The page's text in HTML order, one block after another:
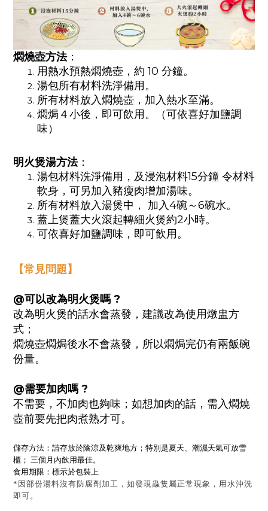
燜燒壺方法：
用熱水預熱燜燒壺，約 10 分鐘。
湯包所有材料洗淨備用。
所有材料放入燜燒壺，加入熱水至滿。
燜焗４小後，即可飲用。（可依喜好加鹽調
味）
明火煲湯方法：
湯包材料洗淨備用，及浸泡材料15分鐘 令材料
軟身，可另加入豬瘦肉增加湯味。
所有材料放入湯煲中， 加入4碗～6碗水。
蓋上煲蓋大火滾起轉細火煲約2小時。
可依喜好加鹽調味，即可飲用。
【常見問題】
@可以改為明火煲嗎 ?
改為明火煲的話水會蒸發，建議改為使用燉盅方
式；
燜燒壺燜焗後水不會蒸發，所以燜焗完仍有兩飯碗
份量。
@需要加肉嗎 ?
不需要，不加肉也夠味；如想加肉的話，需入燜燒
壺前要先把肉煮熟才可。
儲存方法：請存放於陰涼及乾爽地方；特別是夏天、潮濕天氣可放雪
櫃； 三個月內飲用最佳。
食用期限：標示於包裝上
*因部份湯料沒有防腐劑加工，如發現蟲隻屬正常現象，用水沖洗
即可。